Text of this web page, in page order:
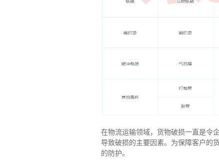
在物流运输领域，货物破损一直是令
导致破损的主要因素。为保障客户的
的防护。